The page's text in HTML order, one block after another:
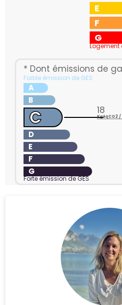
E
F
G
Logement
* Dont émissions de
Faible émission de GES
A
B
C
D
E
F
G
Forte émission de GES
18
KgéqCO2 /